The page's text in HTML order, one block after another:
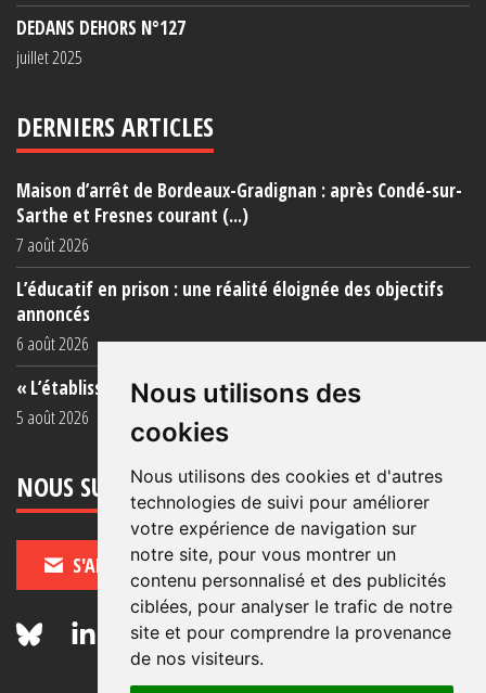
Nous utilisons des
cookies
Nous utilisons des cookies et d'autres
technologies de suivi pour améliorer
votre expérience de navigation sur
notre site, pour vous montrer un
contenu personnalisé et des publicités
ciblées, pour analyser le trafic de notre
site et pour comprendre la provenance
de nos visiteurs.
DEDANS DEHORS N°127
juillet 2025
DERNIERS ARTICLES
Maison d’arrêt de Bordeaux-Gradignan : après Condé-sur-
Sarthe et Fresnes courant (...)
7 août 2026
L’éducatif en prison : une réalité éloignée des objectifs
annoncés
6 août 2026
« L’établissement est une porcherie totale »
5 août 2026
NOUS SUIVRE
S'ABONNER